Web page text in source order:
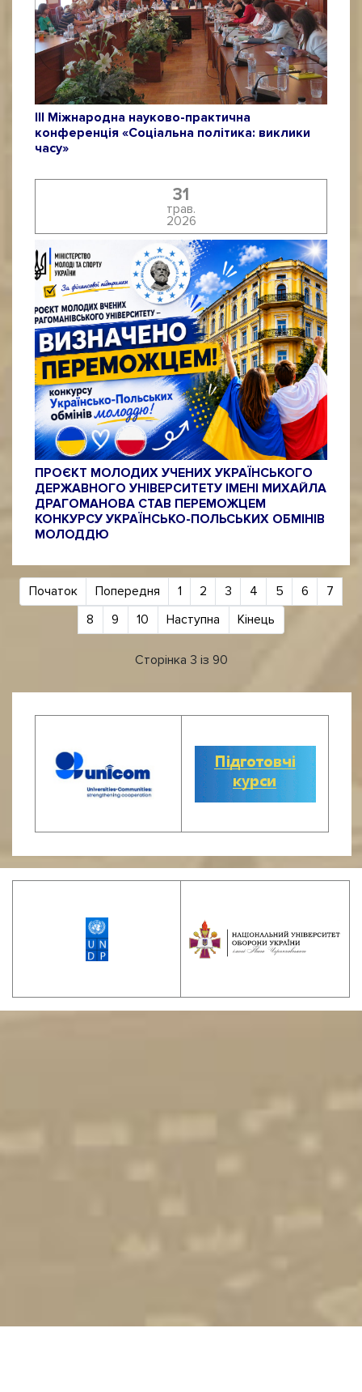
ІІІ Міжнародна науково-практична
конференція «Соціальна політика: виклики
часу»
31
трав.
2026
ПРОЄКТ МОЛОДИХ УЧЕНИХ УКРАЇНСЬКОГО
ДЕРЖАВНОГО УНІВЕРСИТЕТУ ІМЕНІ МИХАЙЛА
ДРАГОМАНОВА СТАВ ПЕРЕМОЖЦЕМ
КОНКУРСУ УКРАЇНСЬКО-ПОЛЬСЬКИХ ОБМІНІВ
МОЛОДДЮ
Початок Попередня 1 2 3 4 5 6
7
8
9 10 Наступна Кінець
Сторінка 3 із 90